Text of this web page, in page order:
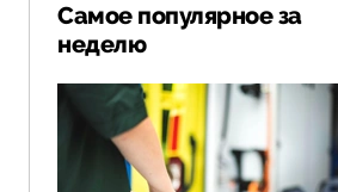
Самое популярное за
неделю